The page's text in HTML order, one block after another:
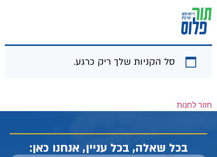
סל הקניות שלך ריק כרגע.
חזור לחנות
בכל שאלה, בכל עניין, אנחנו כאן: